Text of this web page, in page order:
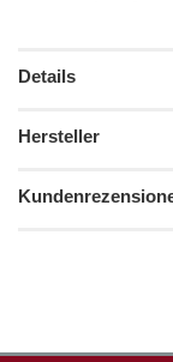
Details
Hersteller